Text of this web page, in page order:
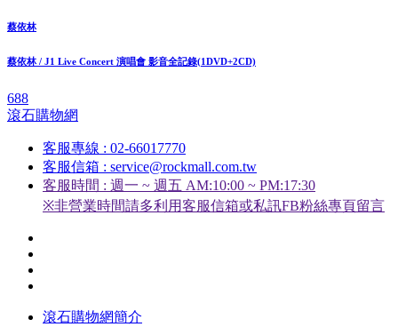
蔡依林
蔡依林 / J1 Live Concert 演唱會 影音全記錄(1DVD+2CD)
688
滾石購物網
客服專線 : 02-66017770
客服信箱 : service@rockmall.com.tw
客服時間 : 週一 ~ 週五 AM:10:00 ~ PM:17:30
※非營業時間請多利用客服信箱或私訊FB粉絲專頁留言
滾石購物網簡介